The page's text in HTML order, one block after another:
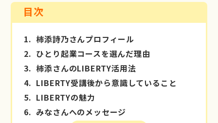
目次
1. 柿添詩乃さんプロフィール
2. ひとり起業コースを選んだ理由
3. 柿添さんのLIBERTY活用法
4. LIBERTY受講後から意識していること
5. LIBERTYの魅力
6. みなさんへのメッセージ